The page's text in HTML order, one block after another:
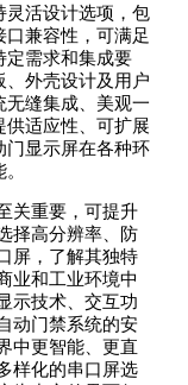
灵活设计选项，包
兼容性，可满足
定需求和集成要
外壳设计及用户
缝集成、美观一
适应性、可扩展
门显示屏在各种环
关重要，可提升
择高分辨率、防
屏，了解其独特
业和工业环境中
示技术、交互功
动门禁系统的安
中更智能、更直
样化的串口屏选